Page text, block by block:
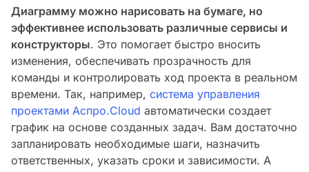
Диаграмму можно нарисовать на бумаге, но
эффективнее использовать различные сервисы и
конструкторы. Это помогает быстро вносить
изменения, обеспечивать прозрачность для
команды и контролировать ход проекта в реальном
времени. Так, например, система управления
проектами Аспро.Cloud автоматически создает
график на основе созданных задач. Вам достаточно
запланировать необходимые шаги, назначить
ответственных, указать сроки и зависимости. А